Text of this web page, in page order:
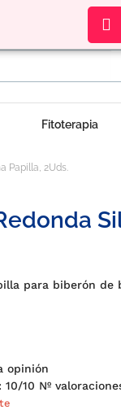
Fitoterapia
Papilla, 2Uds.
para biberón
opinión
10/10 Nº